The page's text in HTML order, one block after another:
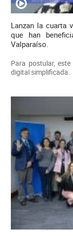
Lanzan la cuarta
que han
Valparaíso.
Para postular,
digital simplificada.